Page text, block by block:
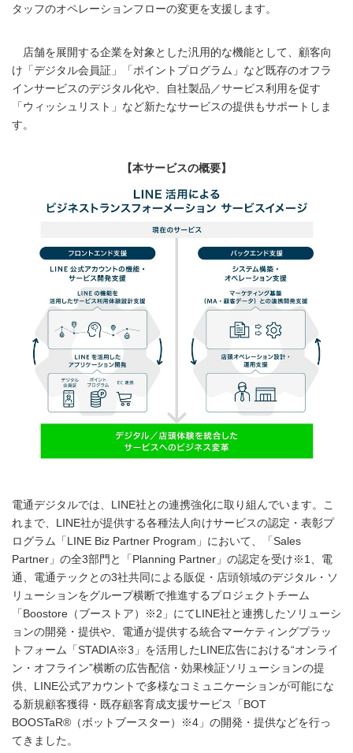
タッフのオペレーションフローの変更を支援します。
店舗を展開する企業を対象とした汎用的な機能として、顧客向
け「デジタル会員証」「ポイントプログラム」など既存のオフラ
インサービスのデジタル化や、自社製品／サービス利用を促す
「ウィッシュリスト」など新たなサービスの提供もサポートしま
す。
【本サービスの概要】
電通デジタルでは、LINE社との連携強化に取り組んでいます。こ
れまで、LINE社が提供する各種法人向けサービスの認定・表彰プ
ログラム「LINE Biz Partner Program」において、「Sales
Partner」の全3部門と「Planning Partner」の認定を受け※1、電
通、電通テックとの3社共同による販促・店頭領域のデジタル・ソ
リューションをグループ横断で推進するプロジェクトチーム
「Boostore（ブーストア）※2」にてLINE社と連携したソリューシ
ョンの開発・提供や、電通が提供する統合マーケティングプラッ
トフォーム「STADIA※3」を活用したLINE広告における“オンライ
ン・オフライン”横断の広告配信・効果検証ソリューションの提
供、LINE公式アカウントで多様なコミュニケーションが可能にな
る新規顧客獲得・既存顧客育成支援サービス「BOT
BOOSTaR®（ボットブースター）※4」の開発・提供などを行っ
てきました。